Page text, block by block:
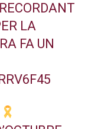
RECORDANT
LA
FA UN